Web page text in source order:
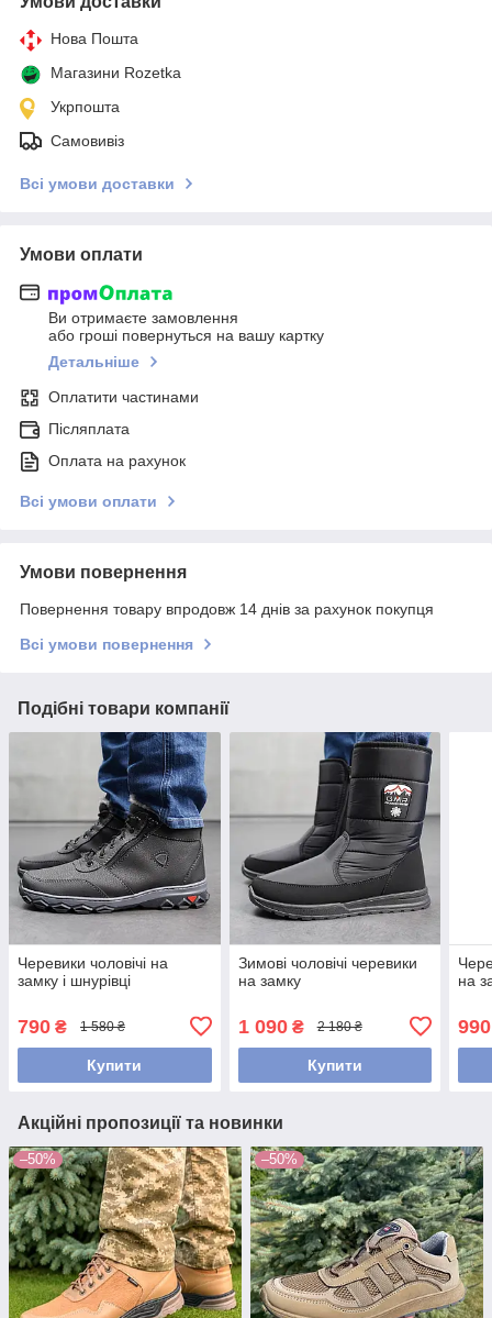
Нова Пошта
Магазини Rozetka
Укрпошта
Самовивіз
Всі умови доставки
Умови оплати
Ви отримаєте замовлення
або гроші повернуться на вашу картку
Детальніше
Оплатити частинами
Післяплата
Оплата на рахунок
Всі умови оплати
Умови повернення
Повернення товару впродовж 14 днів за рахунок покупця
Всі умови повернення
Подібні товари компанії
Черевики чоловічі на
замку і шнурівці
790 ₴ 1 580 ₴
Купити
Зимові чоловічі черевики
на замку
1 090₴ 2 180 ₴
Купити
на
990
Акційні пропозиції та новинки
–50% –50%